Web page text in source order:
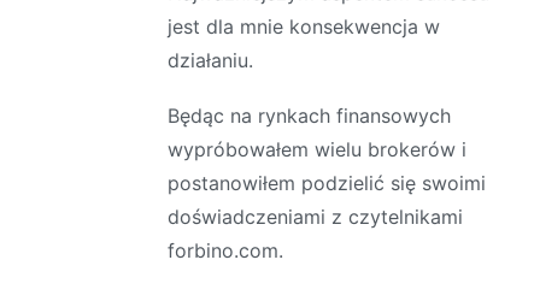
jest dla mnie konsekwencja w
działaniu.
Będąc na rynkach finansowych
wypróbowałem wielu brokerów i
postanowiłem podzielić się swoimi
doświadczeniami z czytelnikami
forbino.com.